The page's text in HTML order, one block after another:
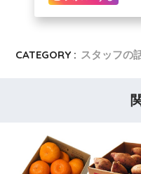
CATEGORY : スタッフの